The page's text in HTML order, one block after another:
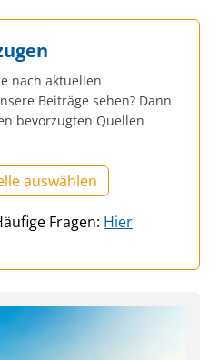
nach aktuellen
Beiträge sehen? Dann
bevorzugten Quellen
auswählen
Fragen: Hier